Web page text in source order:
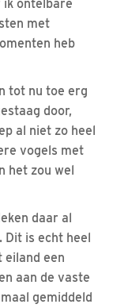
ik ontelbare
met
heb
tot nu toe erg
door,
al niet zo heel
vogels met
het zou wel
daar al
Dit is echt heel
eiland een
aan de vaste
gemiddeld